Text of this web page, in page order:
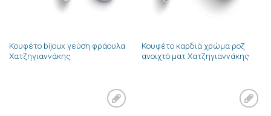
Κουφέτο bijoux γεύση φράουλα
Χατζηγιαννάκης
Κουφέτο καρδιά χρώμα ροζ
ανοιχτό ματ Χατζηγιαννάκης